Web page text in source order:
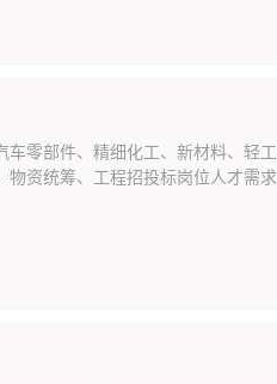
零部件、精细化工、新材料、轻
资统筹、工程招投标岗位人才需